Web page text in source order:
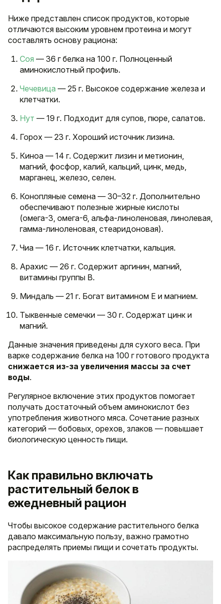
Ниже представлен список продуктов, которые
отличаются высоким уровнем протеина и могут
составлять основу рациона:
Соя — 36 г белка на 100 г. Полноценный
аминокислотный профиль.
Чечевица — 25 г. Высокое содержание железа и
клетчатки.
Нут — 19 г. Подходит для супов, пюре, салатов.
Горох — 23 г. Хороший источник лизина.
Киноа — 14 г. Содержит лизин и метионин,
магний, фосфор, калий, кальций, цинк, медь,
марганец, железо, селен.
Конопляные семена — 30–32 г. Дополнительно
обеспечивают полезные жирные кислоты
(омега-3, омега-6, альфа-линоленовая, линолевая,
гамма-линоленовая, стеаридоновая).
Чиа — 16 г. Источник клетчатки, кальция.
Арахис — 26 г. Содержит аргинин, магний,
витамины группы В.
Миндаль — 21 г. Богат витамином Е и магнием.
Тыквенные семечки — 30 г. Содержат цинк и
магний.
Данные значения приведены для сухого веса. При
варке содержание белка на 100 г готового продукта
снижается из-за увеличения массы за счет
воды.
Регулярное включение этих продуктов помогает
получать достаточный объем аминокислот без
употребления животного мяса. Сочетание разных
категорий — бобовых, орехов, злаков — повышает
биологическую ценность пищи.
Как правильно включать
растительный белок в
ежедневный рацион
Чтобы высокое содержание растительного белка
давало максимальную пользу, важно грамотно
распределять приемы пищи и сочетать продукты.